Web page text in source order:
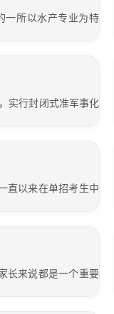
一所以水产专业为特
实行封闭式准军事化
直以来在单招考生中
长来说都是一个重要